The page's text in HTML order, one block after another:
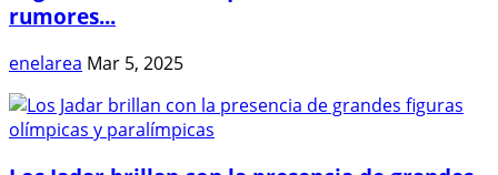
rumores...
enelarea Mar 5, 2025